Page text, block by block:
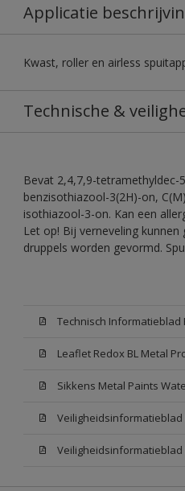
Applicatie
Kwast, roller en airless
Technische &
Bevat 2,4,7,9-tetramethyldec-
benzisothiazool-3(2H)-on,
isothiazool-3-on. Kan een
Let op! Bij verneveling kunnen
druppels worden gevormd.
Leaflet Redox BL Metal